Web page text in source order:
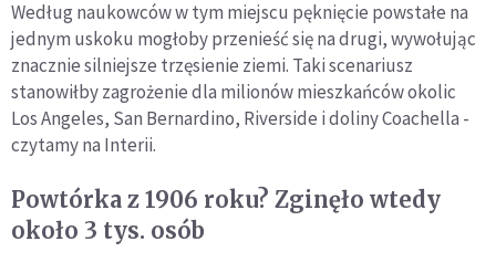
Według naukowców w tym miejscu pęknięcie powstałe na
jednym uskoku mogłoby przenieść się na drugi, wywołując
znacznie silniejsze trzęsienie ziemi. Taki scenariusz
stanowiłby zagrożenie dla milionów mieszkańców okolic
Los Angeles, San Bernardino, Riverside i doliny Coachella -
czytamy na Interii.
Powtórka z 1906 roku? Zginęło wtedy
około 3 tys. osób